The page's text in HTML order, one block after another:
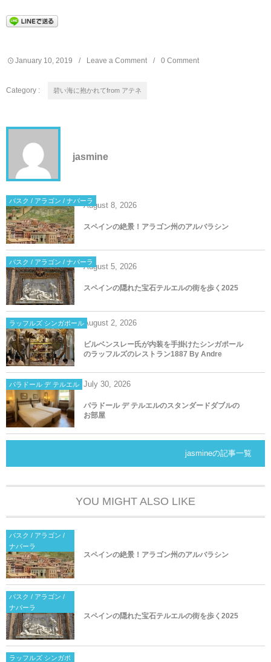
January 10 2019 Leave a Comment 0 Comment
Category : 碧い海に抱かれてfrom アテネ
jasmine
バスク / アラゴン / ナバーラAugust 8 2026
スペインの絶景！アラゴン州のアルバラシン
バスク / アラゴン / ナバーラAugust 5 2026
スペインの隠れた宝石テルエルの街を歩く2025
ラッフルズ シンガポールAugust 2 2026
ビルベンスレー氏が内装を手掛けたシンガポール
のラッフルズのレストラン1887 By Andre
パラドール デ テルエル July 30 2026
パラドール デ テルエルのスタンダードダブルの
お部屋
jasmineの記事一覧
YOU MIGHT ALSO LIKE
バスク / アラゴン /
ナバーラ
スペインの絶景！アラゴン州のアルバラシン
バスク / アラゴン /
ナバーラ
スペインの隠れた宝石テルエルの街を歩く2025
ラッフルズ シンガポ